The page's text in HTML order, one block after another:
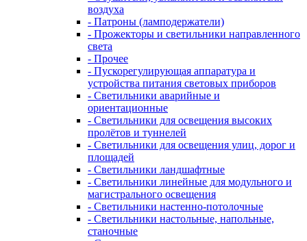
воздуха
- Патроны (ламподержатели)
- Прожекторы и светильники направленного
света
- Прочее
- Пускорегулирующая аппаратура и
устройства питания световых приборов
- Светильники аварийные и
ориентационные
- Светильники для освещения высоких
пролётов и туннелей
- Светильники для освещения улиц, дорог и
площадей
- Светильники ландшафтные
- Светильники линейные для модульного и
магистрального освещения
- Светильники настенно-потолочные
- Светильники настольные, напольные,
станочные